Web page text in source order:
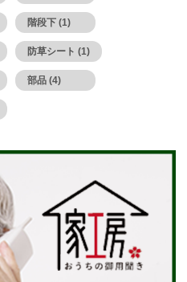
階段下 (1)
防草シート (1)
部品 (4)